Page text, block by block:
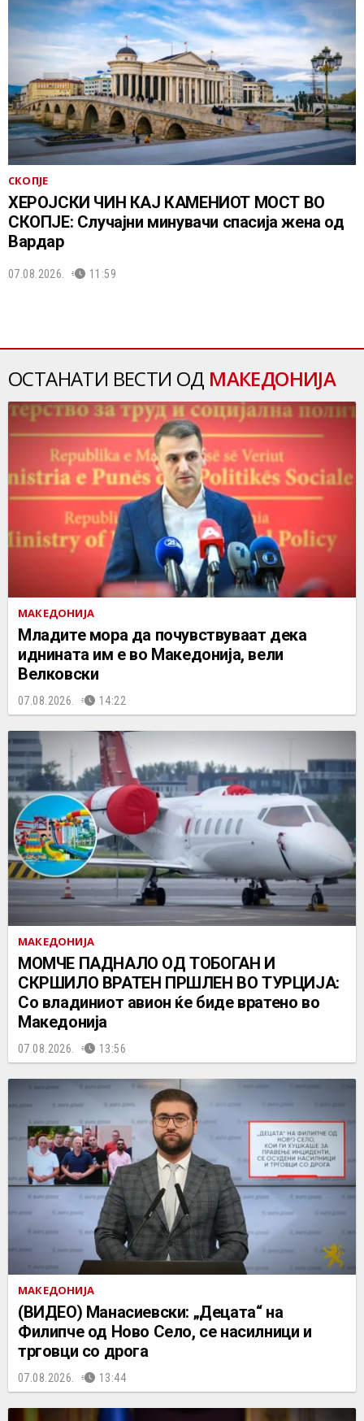
СКОПЈЕ
ХЕРОЈСКИ ЧИН КАЈ КАМЕНИОТ МОСТ ВО
СКОПЈЕ: Случајни минувачи спасија жена од
Вардар
07.08.2026. 11:59
ОСТАНАТИ ВЕСТИ ОД МАКЕДОНИЈА
МАКЕДОНИЈА
Младите мора да почувствуваат дека
иднината им е во Македонија, вели
Велковски
07.08.2026. 14:22
МАКЕДОНИЈА
МОМЧЕ ПАДНАЛО ОД ТОБОГАН И
СКРШИЛО ВРАТЕН ПРШЛЕН ВО ТУРЦИЈА:
Со владиниот авион ќе биде вратено во
Македонија
07.08.2026. 13:56
МАКЕДОНИЈА
(ВИДЕО) Манасиевски: „Децата“ на
Филипче од Ново Село, се насилници и
трговци со дрога
07.08.2026. 13:44